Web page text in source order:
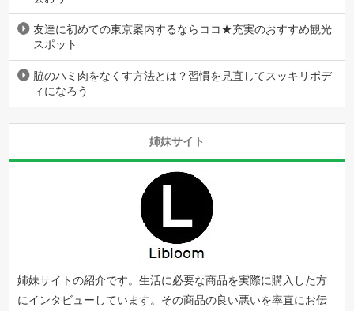
友達に初めての東京案内するならココ★充実のおすすめ観光
スポット
脇のハミ肉をなくす方法とは？習慣を見直してスッキリボデ
ィになろう
姉妹サイト
姉妹サイトの紹介です。生活に必要な商品を実際に購入した方
にインタビューしています。その商品の良い悪いを率直にお伝